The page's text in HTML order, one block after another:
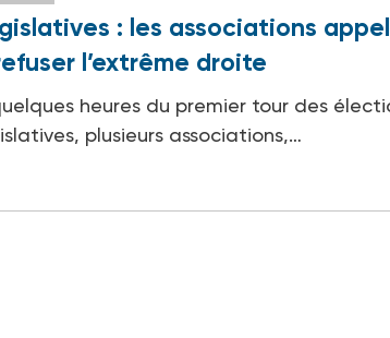
: les associations
l’extrême droite
heures du premier tour des
plusieurs associations,…